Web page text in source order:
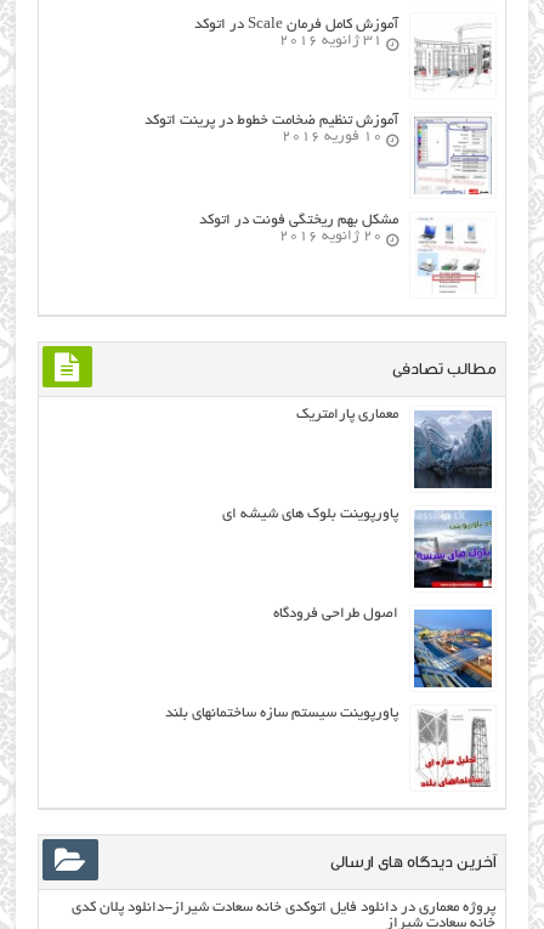
آموزش کامل فرمان Scale در اتوکد
31 ژانویه 2016
آموزش تنظیم ضخامت خطوط در پرینت اتوکد
10 فوریه 2016
مشکل بهم ریختگی فونت در اتوکد
20 ژانویه 2016
مطالب تصادفی
معماری پارامتریک
پاورپوینت بلوک های شیشه ای
اصول طراحی فرودگاه
پاورپوینت سيستم سازه ساختمانهای بلند
آخرین دیدگاه های ارسالی
پروژه معماری دردانلود فایل اتوکدی خانه سعادت شیراز-دانلود پلان کدی
خانه سعادت شیراز